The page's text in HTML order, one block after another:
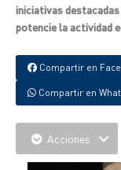
iniciativas
potencie la actividad
Compartir en
Compartir en
Acciones